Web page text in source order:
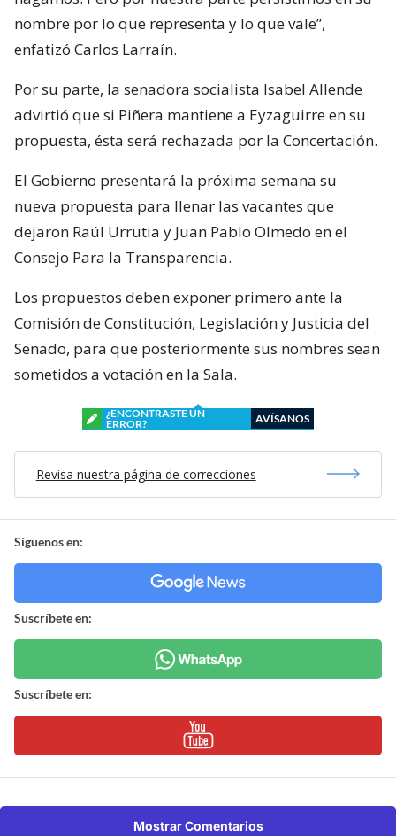
nombre por lo que representa y lo que vale”,
enfatizó Carlos Larraín.
Por su parte, la senadora socialista Isabel Allende
advirtió que si Piñera mantiene a Eyzaguirre en su
propuesta, ésta será rechazada por la Concertación.
El Gobierno presentará la próxima semana su
nueva propuesta para llenar las vacantes que
dejaron Raúl Urrutia y Juan Pablo Olmedo en el
Consejo Para la Transparencia.
Los propuestos deben exponer primero ante la
Comisión de Constitución, Legislación y Justicia del
Senado, para que posteriormente sus nombres sean
sometidos a votación en la Sala.
¿ENCONTRASTE UN
ERROR?
AVÍSANOS
Revisa nuestra página de correcciones
Síguenos en:
Suscríbete en:
Suscríbete en:
Mostrar Comentarios